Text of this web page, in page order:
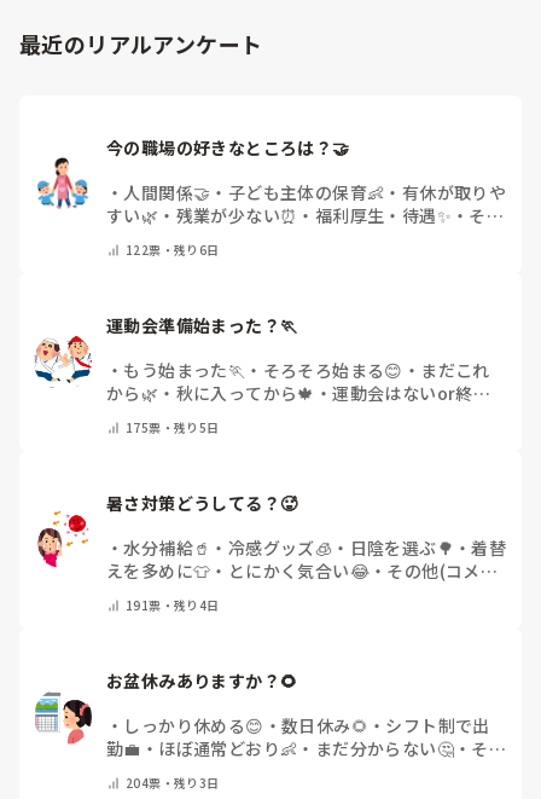
「毎日夕方に5分だけ進捗確認の時間を取る」などルール化し
てしまうと、後輩も質問しやすくなりますよ。一人で抱え込ま
最近のリアルアンケート
・ 人間関係🤝 ・ 子ども主体の保育👶 ・ 有休が取りや
すい🌿 ・ 残業が少ない⏰ ・ 福利厚生・待遇✨ ・ その
122票・残り6日
運動会準備始まった？🏃
・ もう始まった🏃 ・ そろそろ始まる😊 ・ まだこれ
から🌿 ・ 秋に入ってから🍁 ・運動会はないor終わ
175票・残り5日
暑さ対策どうしてる？🥵
・水分補給🥤 ・ 冷感グッズ🧊 ・ 日陰を選ぶ🌳 ・着替
えを多めに👕 ・ とにかく気合い😂・ その他(コメン
191票・残り4日
お盆休みありますか？🌻
・ しっかり休める😊 ・ 数日休み🌻 ・ シフト制で出
勤💼 ・ ほぼ通常どおり👶 ・ まだ分からない🤔・ その
204票・残り3日